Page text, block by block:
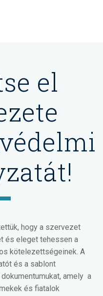
el
hogy a szervezet
és eleget tehessen a
kötelezettségeinek. A
és a sablont
amely a
és fiatalok